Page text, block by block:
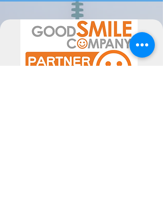
movimento de encomendas).
Por favor sinta-se livre para nos
contactar se tiver alguma dúvida.
A data de chegada pode sofrer
alterações, dependentes do
fornecedor, pelo poderão ser